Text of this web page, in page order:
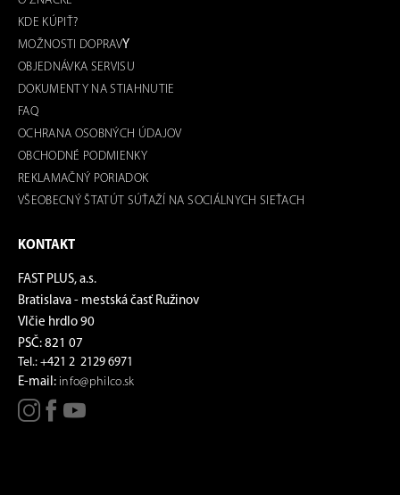
KDE KÚPIŤ?
MOŽNOSTI DOPRAVY
OBJEDNÁVKA SERVISU
DOKUMENTY NA STIAHNUTIE
FAQ
OCHRANA OSOBNÝCH ÚDAJOV
OBCHODNÉ PODMIENKY
REKLAMAČNÝ PORIADOK
VŠEOBECNÝ ŠTATÚT SÚŤAŽÍ NA SOCIÁLNYCH SIEŤACH
KONTAKT
FAST PLUS, a.s.
Bratislava - mestská časť Ružinov
Vlčie hrdlo 90
PSČ: 821 07
Tel.: +421 2 2129 6971
E-mail: info@philco.sk